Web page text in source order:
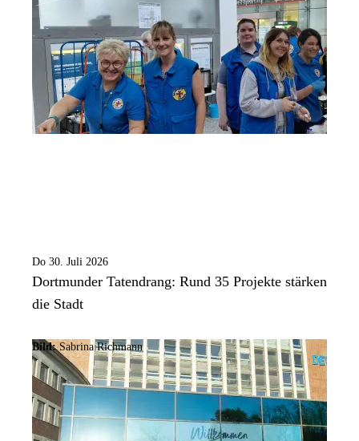
Do 30. Juli 2026
Dortmunder Tatendrang: Rund 35 Projekte stärken
die Stadt
Bild: Sabrina Richmann